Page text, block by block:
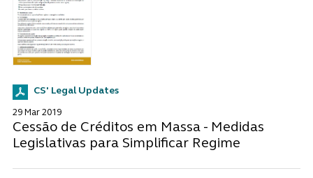
CS' Legal Updates
29 Mar 2019
Cessão de Créditos em Massa - Medidas
Legislativas para Simplificar Regime